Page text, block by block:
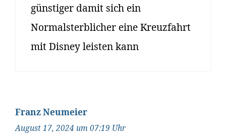
günstiger damit sich ein
Normalsterblicher eine Kreuzfahrt
mit Disney leisten kann
Franz Neumeier
August 17, 2024 um 07:19 Uhr